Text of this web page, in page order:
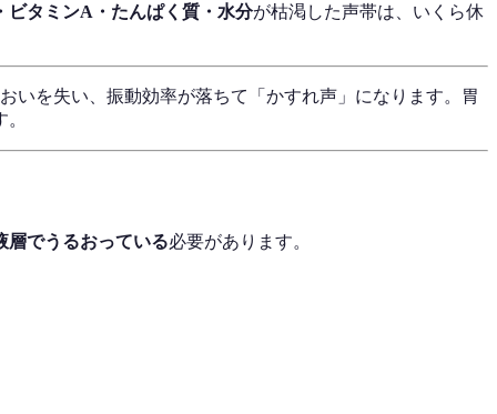
ビタミンA・たんぱく質・水分が枯渇した声帯は、いくら休
いを失い、振動効率が落ちて「かすれ声」になります。胃
層でうるおっている必要があります。